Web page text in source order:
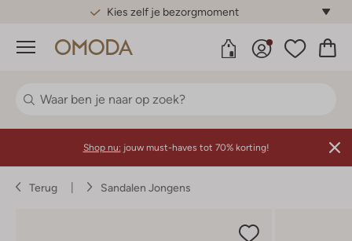
Gratis standaard verzending*
Menu
Shop nu: jouw must-haves tot 70% korting!
Terug Sandalen Jongens